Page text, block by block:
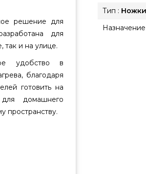
решение для
для
так и на улице.
удобство в
благодаря
готовить на
домашнего
пространству.
Тип :
Назначение